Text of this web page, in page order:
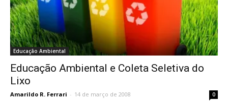
Educação Ambiental
Educação Ambiental e Coleta Seletiva do
Lixo
Amarildo R. Ferrari - 14 de março de 2008 0